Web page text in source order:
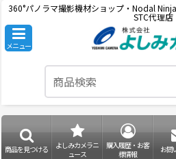
360°パノラマ撮影機材ショップ・Nodal
STC代理店
メニュー
商品を見つける
よしみカメラニ
ュース
購入履歴・お客
様情報
お問